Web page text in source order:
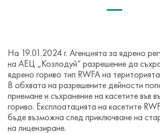
На 19.01.2024 г. Агенцията за ядрено
на АЕЦ „Козлодуй“ разрешение да
ядрено гориво тип RWFA на
В обхвата на разрешените дейности
приемане и съхранение на касетите във
гориво. Експлоатацията на касетите
бъде възможна след приключване на
на лицензиране.